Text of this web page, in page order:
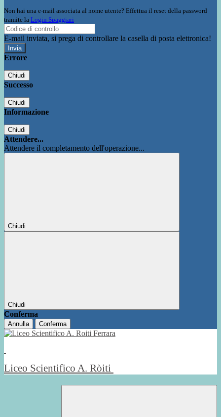
Non hai una e-mail associata al nome utente? Effettua il reset della password
tramite la Login Spaggiari
E-mail inviata, si prega di controllare la casella di posta elettronica!
Errore
Chiudi
Successo
Chiudi
Informazione
Chiudi
Attendere...
Attendere il completamento dell'operazione...
Chiudi
Chiudi
Conferma
Annulla Conferma
Liceo Scientifico A. Ròiti